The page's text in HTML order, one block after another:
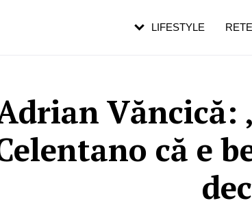
Văncică:
că e
LIFESTYLE
pe măsură ce înaintezi în vârstă